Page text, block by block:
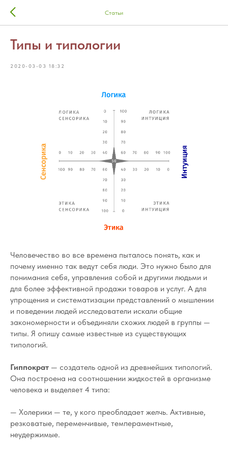
Статьи
Типы и типологии
2020-03-03 18:32
Человечество во все времена пыталось понять, как и
почему именно так ведут себя люди. Это нужно было для
понимания себя, управления собой и другими людьми и
для более эффективной продажи товаров и услуг. А для
упрощения и систематизации представлений о мышлении
и поведении людей исследователи искали общие
закономерности и объединяли схожих людей в группы —
типы. Я опишу самые известные из существующих
типологий.
Гиппократ — создатель одной из древнейших типологий.
Она построена на соотношении жидкостей в организме
человека и выделяет 4 типа:
— Холерики — те, у кого преобладает желчь. Активные,
резковатые, переменчивые, темпераментные,
неудержимые.